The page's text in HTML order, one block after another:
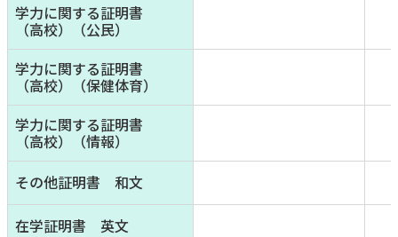
学力に関する証明書
（高校）（公民）
学力に関する証明書
（高校）（保健体育）
学力に関する証明書
（高校）（情報）
その他証明書 和文
在学証明書 英文